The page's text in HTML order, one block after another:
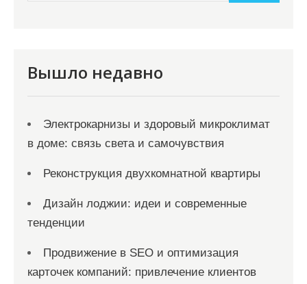
Вышло недавно
Электрокарнизы и здоровый микроклимат
в доме: связь света и самочувствия
Реконструкция двухкомнатной квартиры
Дизайн лоджии: идеи и современные
тенденции
Продвижение в SEO и оптимизация
карточек компаний: привлечение клиентов